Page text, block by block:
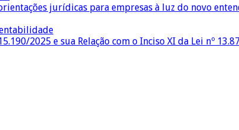
jurídicas para empresas à luz do novo
2025 e sua Relação com o Inciso XI da Lei nº